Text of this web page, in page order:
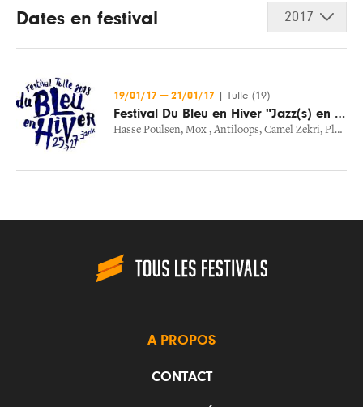
Dates en festival 2017
19/01/17 — 21/01/17 Tulle (19)
Festival Du Bleu en Hiver "Jazz(s) en Tête"
Hasse Poulsen, Mox , Antiloops, Camel Zekri, Plaistow
A PROPOS
CONTACT